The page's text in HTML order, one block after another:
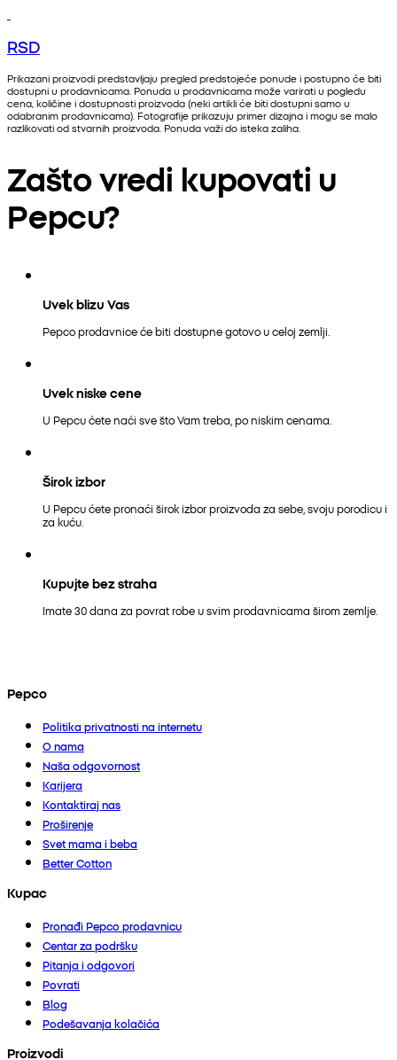
RSD
Prikazani proizvodi predstavljaju pregled predstojeće ponude i postupno će biti
dostupni u prodavnicama. Ponuda u prodavnicama može varirati u pogledu
cena, količine i dostupnosti proizvoda (neki artikli će biti dostupni samo u
odabranim prodavnicama). Fotografije prikazuju primer dizajna i mogu se malo
razlikovati od stvarnih proizvoda. Ponuda važi do isteka zaliha.
Zašto vredi kupovati u
Pepcu?
Uvek blizu Vas
Pepco prodavnice će biti dostupne gotovo u celoj zemlji.
Uvek niske cene
U Pepcu ćete naći sve što Vam treba, po niskim cenama.
Širok izbor
U Pepcu ćete pronaći širok izbor proizvoda za sebe, svoju porodicu i
za kuću.
Kupujte bez straha
Imate 30 dana za povrat robe u svim prodavnicama širom zemlje.
Pepco
Politika privatnosti na internetu
O nama
Naša odgovornost
Karijera
Kontaktiraj nas
Proširenje
Svet mama i beba
Better Cotton
Kupac
Pronađi Pepco prodavnicu
Centar za podršku
Pitanja i odgovori
Povrati
Blog
Podešavanja kolačića
Proizvodi